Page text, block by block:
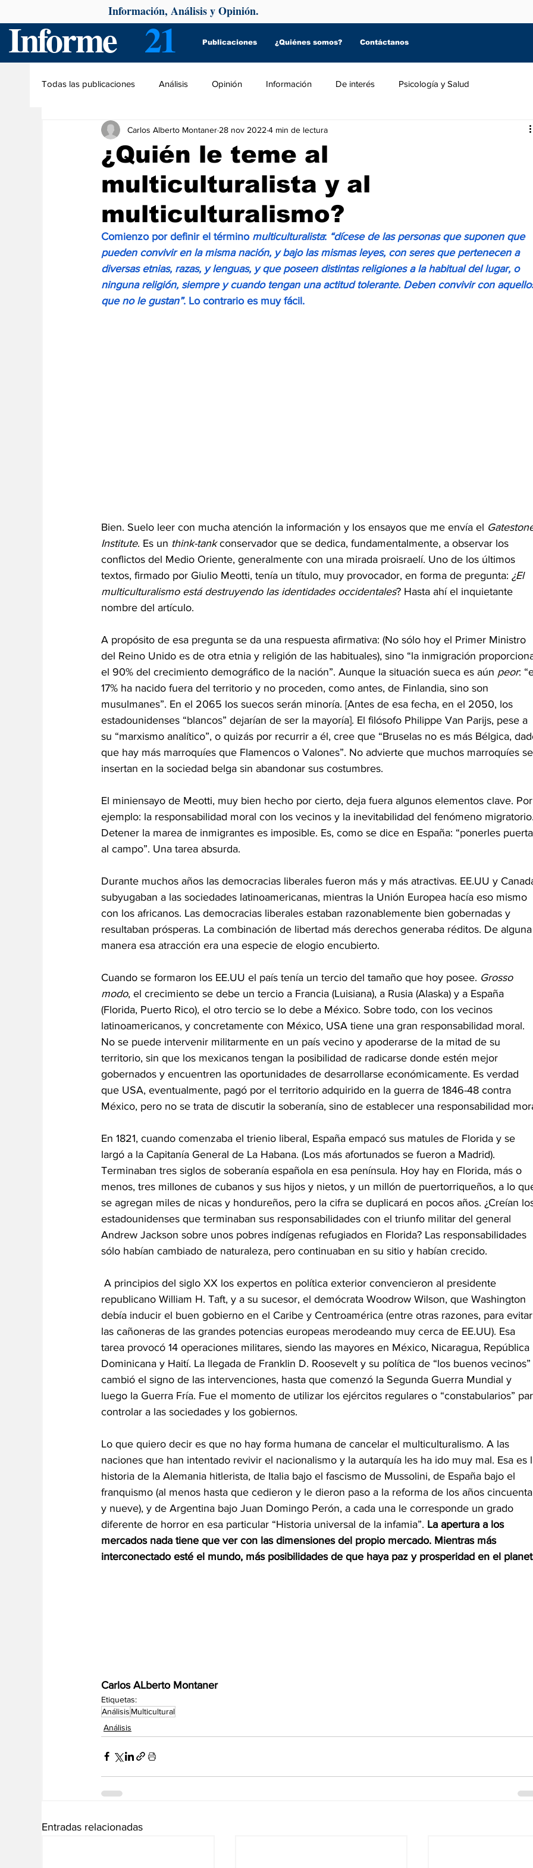
Informe 21 Publicaciones ¿Quiénes somos? Contáctanos
Información, Análisis y Opinión.
Todas las publicaciones Análisis Opinión Información De interés Psicología y Salud
¿Quién le teme al
multiculturalista y al
multiculturalismo?
Carlos Alberto Montaner 28 nov 2022 4 min de lectura
Comienzo por definir el término multiculturalista: “dícese de las personas que suponen que
pueden convivir en la misma nación, y bajo las mismas leyes, con seres que pertenecen a
diversas etnias, razas, y lenguas, y que poseen distintas religiones a la habitual del lugar, o
ninguna religión, siempre y cuando tengan una actitud tolerante. Deben convivir con
que no le gustan”. Lo contrario es muy fácil.
Bien. Suelo leer con mucha atención la información y los ensayos que me envía el
Institute. Es un think-tank conservador que se dedica, fundamentalmente, a observar los
conflictos del Medio Oriente, generalmente con una mirada proisraelí. Uno de los últimos
textos, firmado por Giulio Meotti, tenía un título, muy provocador, en forma de pregunta: ¿El
multiculturalismo está destruyendo las identidades occidentales? Hasta ahí el inquietante
nombre del artículo.
A propósito de esa pregunta se da una respuesta afirmativa: (No sólo hoy el Primer Ministro
del Reino Unido es de otra etnia y religión de las habituales), sino “la inmigración
el 90% del crecimiento demográfico de la nación”. Aunque la situación sueca es aún peor:
17% ha nacido fuera del territorio y no proceden, como antes, de Finlandia, sino son
musulmanes”. En el 2065 los suecos serán minoría. [Antes de esa fecha, en el 2050, los
estadounidenses “blancos” dejarían de ser la mayoría]. El filósofo Philippe Van Parijs, pese a
su “marxismo analítico”, o quizás por recurrir a él, cree que “Bruselas no es más Bélgica,
que hay más marroquíes que Flamencos o Valones”. No advierte que muchos marroquíes
insertan en la sociedad belga sin abandonar sus costumbres.
El miniensayo de Meotti, muy bien hecho por cierto, deja fuera algunos elementos clave.
ejemplo: la responsabilidad moral con los vecinos y la inevitabilidad del fenómeno
Detener la marea de inmigrantes es imposible. Es, como se dice en España: “ponerles
al campo”. Una tarea absurda.
Durante muchos años las democracias liberales fueron más y más atractivas. EE.UU y
subyugaban a las sociedades latinoamericanas, mientras la Unión Europea hacía eso mismo
con los africanos. Las democracias liberales estaban razonablemente bien gobernadas y
resultaban prósperas. La combinación de libertad más derechos generaba réditos. De
manera esa atracción era una especie de elogio encubierto.
Cuando se formaron los EE.UU el país tenía un tercio del tamaño que hoy posee. Grosso
modo, el crecimiento se debe un tercio a Francia (Luisiana), a Rusia (Alaska) y a España
(Florida, Puerto Rico), el otro tercio se lo debe a México. Sobre todo, con los vecinos
latinoamericanos, y concretamente con México, USA tiene una gran responsabilidad moral.
No se puede intervenir militarmente en un país vecino y apoderarse de la mitad de su
territorio, sin que los mexicanos tengan la posibilidad de radicarse donde estén mejor
gobernados y encuentren las oportunidades de desarrollarse económicamente. Es verdad
que USA, eventualmente, pagó por el territorio adquirido en la guerra de 1846-48 contra
México, pero no se trata de discutir la soberanía, sino de establecer una responsabilidad
En 1821, cuando comenzaba el trienio liberal, España empacó sus matules de Florida y se
largó a la Capitanía General de La Habana. (Los más afortunados se fueron a Madrid).
Terminaban tres siglos de soberanía española en esa península. Hoy hay en Florida, más o
menos, tres millones de cubanos y sus hijos y nietos, y un millón de puertorriqueños, a lo
se agregan miles de nicas y hondureños, pero la cifra se duplicará en pocos años. ¿Creían
estadounidenses que terminaban sus responsabilidades con el triunfo militar del general
Andrew Jackson sobre unos pobres indígenas refugiados en Florida? Las responsabilidades
sólo habían cambiado de naturaleza, pero continuaban en su sitio y habían crecido.
republicano William H. Taft, y a su sucesor, el demócrata Woodrow Wilson, que Washington
debía inducir el buen gobierno en el Caribe y Centroamérica (entre otras razones, para
las cañoneras de las grandes potencias europeas merodeando muy cerca de EE.UU). Esa
tarea provocó 14 operaciones militares, siendo las mayores en México, Nicaragua, República
Dominicana y Haití. La llegada de Franklin D. Roosevelt y su política de “los buenos vecinos”
cambió el signo de las intervenciones, hasta que comenzó la Segunda Guerra Mundial y
luego la Guerra Fría. Fue el momento de utilizar los ejércitos regulares o “constabularios”
controlar a las sociedades y los gobiernos.
Lo que quiero decir es que no hay forma humana de cancelar el multiculturalismo. A las
naciones que han intentado revivir el nacionalismo y la autarquía les ha ido muy mal. Esa es
historia de la Alemania hitlerista, de Italia bajo el fascismo de Mussolini, de España bajo el
franquismo (al menos hasta que cedieron y le dieron paso a la reforma de los años
y nueve), y de Argentina bajo Juan Domingo Perón, a cada una le corresponde un grado
diferente de horror en esa particular “Historia universal de la infamia”. La apertura a los
mercados nada tiene que ver con las dimensiones del propio mercado. Mientras más
interconectado esté el mundo, más posibilidades de que haya paz y prosperidad en el
Carlos ALberto Montaner
Etiquetas:
Análisis Multicultural
Análisis
Entradas relacionadas